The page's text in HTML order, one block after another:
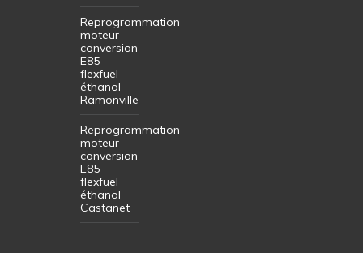
Reprogrammation
moteur
conversion
E85
flexfuel
éthanol
Ramonville
Reprogrammation
moteur
conversion
E85
flexfuel
éthanol
Castanet